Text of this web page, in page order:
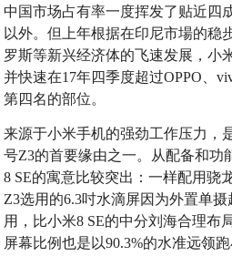
中国市场占有率一度挥发了贴近四
以外。但上年根据在印尼市場的稳
罗斯等新兴经济体的飞速发展，小
并快速在17年四季度超过OPPO、
第四名的部位。
来源于小米手机的强劲工作压力，
号Z3的首要缘由之一。从配备和功
8 SE的寓意比较突出：一样配用骁
Z3选用的6.3吋水滴屏因为外置单
用，比小米8 SE的中分刘海合理布
屏幕比例也是以90.3%的水准远领跑